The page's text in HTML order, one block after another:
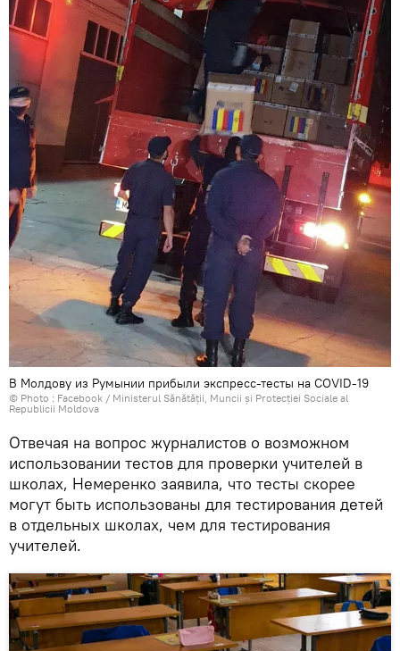
В Молдову из Румынии прибыли экспресс-тесты на COVID-19
© Photo : Facebook / Ministerul Sănătății, Muncii și Protecției Sociale al
Republicii Moldova
Отвечая на вопрос журналистов о возможном
использовании тестов для проверки учителей в
школах, Немеренко заявила, что тесты скорее
могут быть использованы для тестирования детей
в отдельных школах, чем для тестирования
учителей.